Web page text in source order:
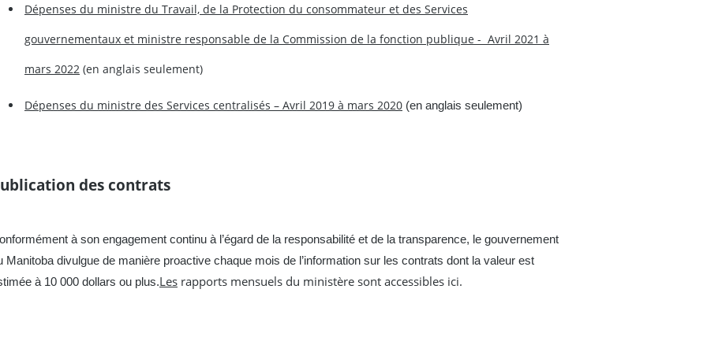
Dépenses du ministre du Travail, de la Protection du consommateur et des Services
gouvernementaux et ministre responsable de la Commission de la fonction publique - Avril 2021 à
mars 2022 (en anglais seulement)
Dépenses du ministre des Services centralisés – Avril 2019 à mars 2020 (en anglais seulement)
des contrats
à son engagement continu à l’égard de la responsabilité et de la transparence, le gouvernement
Manitoba divulgue de manière proactive chaque mois de l’information sur les contrats dont la valeur est
à 10 000 dollars ou plus.Les rapports mensuels du ministère sont accessibles ici.